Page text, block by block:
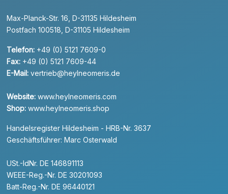
Max-Planck-Str. 16, D-31135 Hildesheim
Postfach 100518, D-31105 Hildesheim
Telefon: +49 (0) 5121 7609-0
Fax: +49 (0) 5121 7609-44
E-Mail: vertrieb@heylneomeris.de
Website: www.heylneomeris.com
Shop: www.heylneomeris.shop
Handelsregister Hildesheim - HRB-Nr. 3637
Geschäftsführer: Marc Osterwald
USt.-IdNr. DE 146891113
WEEE-Reg.-Nr. DE 30201093
Batt-Reg.-Nr. DE 96440121